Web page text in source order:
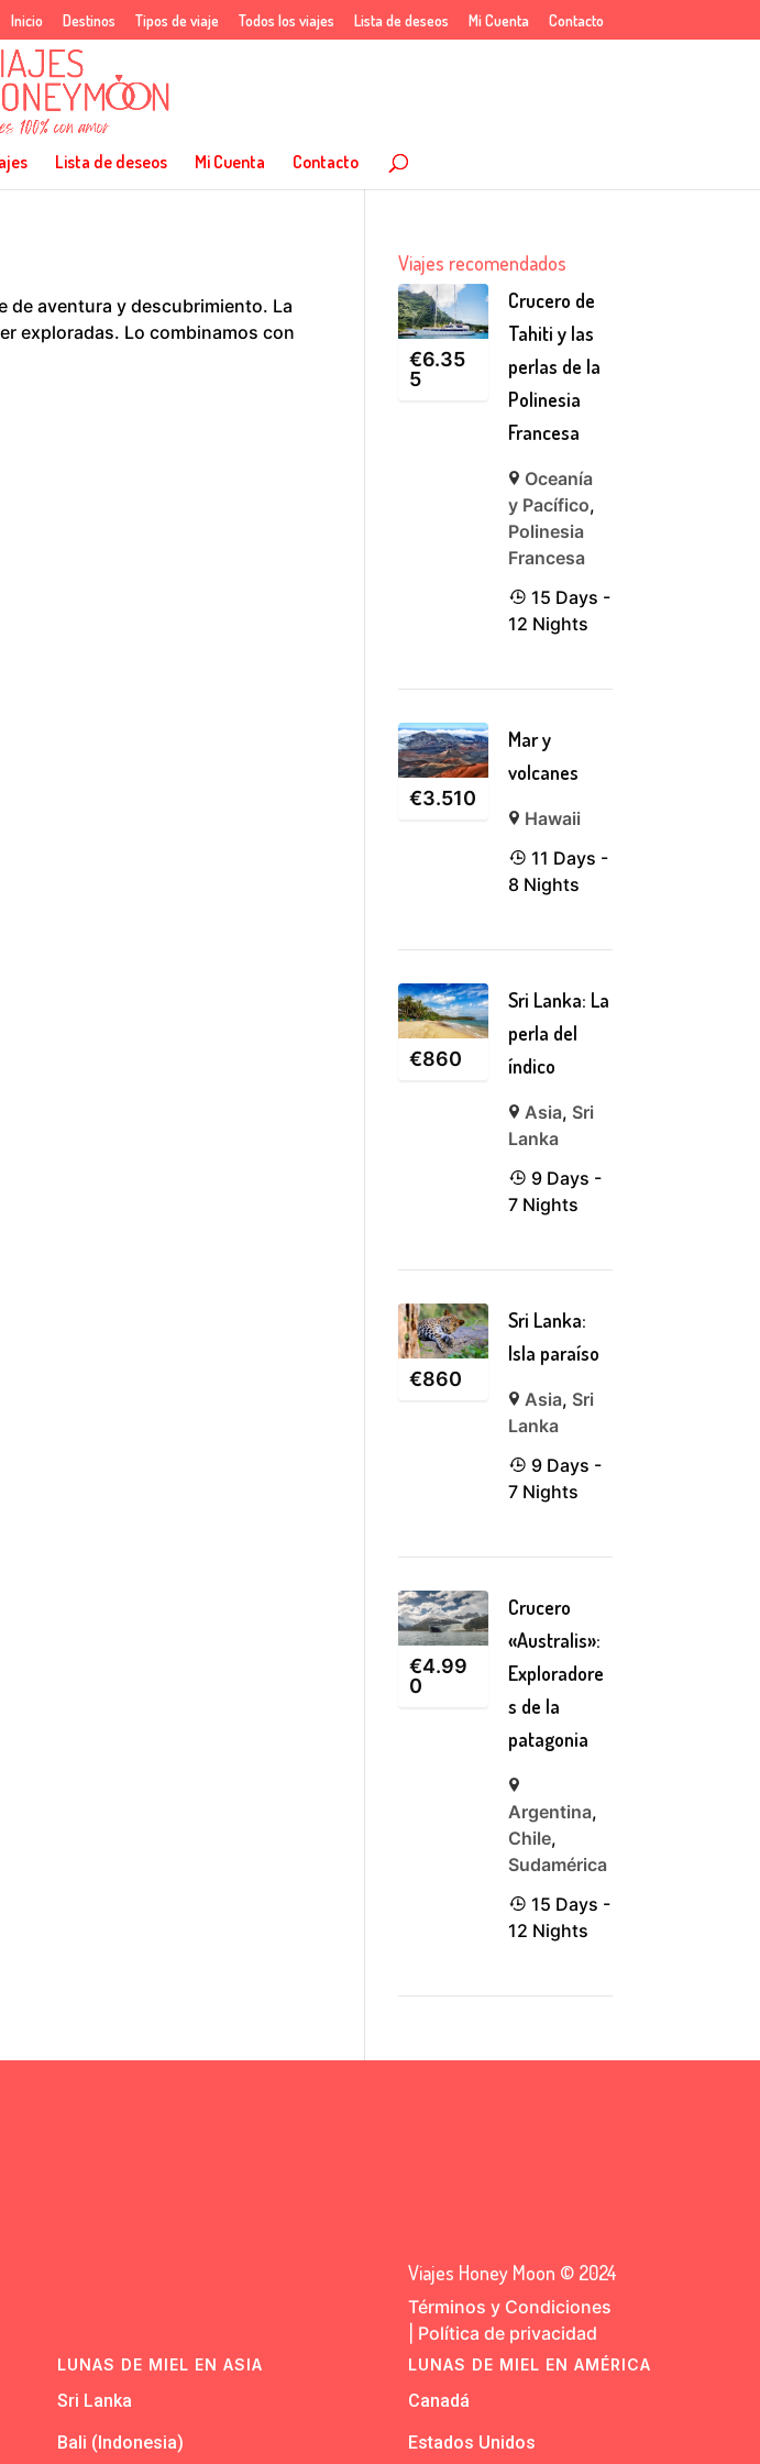
Inicio Destinos Tipos de viaje Todos los viajes Lista de deseos Mi Cuenta Contacto
Lista de deseos Mi Cuenta Contacto
de aventura y descubrimiento. La
exploradas. Lo combinamos con
Viajes recomendados
€6.35
5
Crucero de
Tahiti y las
perlas de la
Polinesia
Francesa
Oceanía
y Pacífico,
Polinesia
Francesa
15 Days -
12 Nights
€3.510
Mar y
volcanes
Hawaii
11 Days -
8 Nights
€860
Sri Lanka: La
perla del
índico
Asia, Sri
Lanka
9 Days -
7 Nights
€860
Sri Lanka:
Isla paraíso
Asia, Sri
Lanka
9 Days -
7 Nights
€4.99
0
Crucero
«Australis»:
Exploradore
s de la
patagonia
Argentina,
Chile,
Sudamérica
15 Days -
12 Nights
Viajes Honey Moon © 2024
Términos y Condiciones
Política de privacidad
LUNAS DE MIEL EN ASIA
Sri Lanka
Bali (Indonesia)
LUNAS DE MIEL EN AMÉRICA
Canadá
Estados Unidos